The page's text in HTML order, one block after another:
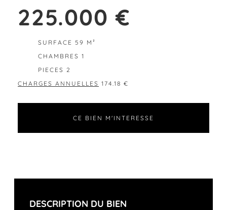
225.000 €
SURFACE 59 M²
CHAMBRES 1
PIECES 2
CHARGES ANNUELLES 174.18 €
CE BIEN M'INTERESSE
DESCRIPTION DU BIEN